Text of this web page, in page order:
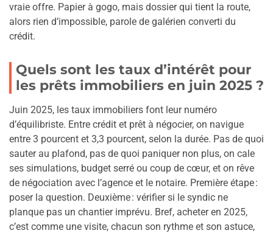
vraie offre. Papier à gogo, mais dossier qui tient la route,
alors rien d’impossible, parole de galérien converti du
crédit.
Quels sont les taux d’intérêt pour
les prêts immobiliers en juin 2025 ?
Juin 2025, les taux immobiliers font leur numéro
d’équilibriste. Entre crédit et prêt à négocier, on navigue
entre 3 pourcent et 3,3 pourcent, selon la durée. Pas de quoi
sauter au plafond, pas de quoi paniquer non plus, on cale
ses simulations, budget serré ou coup de cœur, et on rêve
de négociation avec l’agence et le notaire. Première étape :
poser la question. Deuxième : vérifier si le syndic ne
planque pas un chantier imprévu. Bref, acheter en 2025,
c’est comme une visite, chacun son rythme et son astuce,